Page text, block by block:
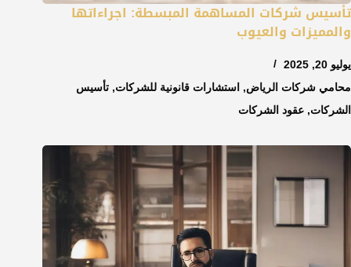
تأسيس شركات المساهمة المبسطة: اجراءاتها
والمميزات والعيوب
يوليو 20, 2025
محامي شركات الرياض, استشارات قانونية للشركات, تأسيس
الشركات, عقود الشركات